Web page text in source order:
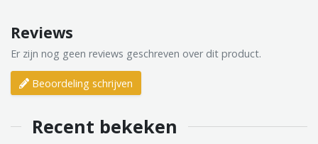
Reviews
Er zijn nog geen reviews geschreven over dit product.
Beoordeling schrijven
Recent bekeken